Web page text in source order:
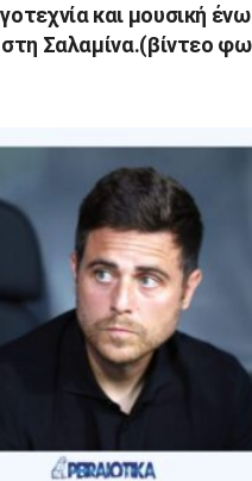
και μουσική
στη Σαλαμίνα.(βίντεο